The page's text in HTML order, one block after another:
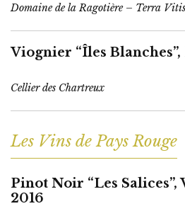
Domaine de la Ragotière – Terra Vitis
Viognier “Îles Blanches”,
Cellier des Chartreux
Les Vins de Pays Rouge
Pinot Noir “Les Salices”,
2016